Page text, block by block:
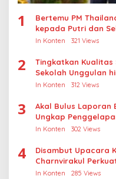
1
Bertemu PM
kepada Putri dan
Thailand
In Konten 321 Views
2
Tingkatkan Kualitas
Sekolah Unggulan
Dunia
In Konten 312 Views
3
Akal Bulus Laporan
Ungkap
Crypto
In Konten 302 Views
4
Disambut Upacara
Charnvirakul
In Konten 285 Views